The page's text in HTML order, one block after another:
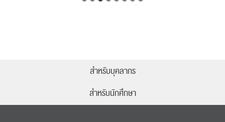
สำหรับบุคลากร
สำหรับนักศึกษา